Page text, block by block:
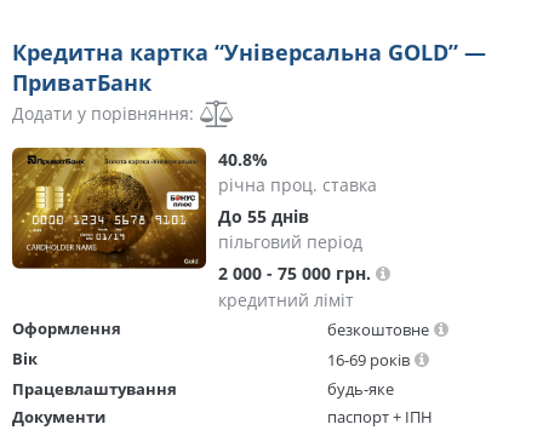
Кредитна картка “Універсальна GOLD” —
ПриватБанк
Додати у порівняння:
40.8%
річна проц. ставка
До 55 днів
пільговий період
2 000 - 75 000 грн.
кредитний ліміт
Оформлення
безкоштовне
Вік
16-69 років
Працевлаштування
будь-яке
Документи
паспорт + ІПН